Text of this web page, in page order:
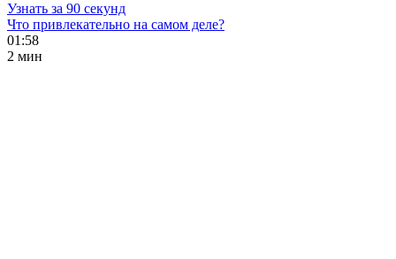
Узнать за 90 секунд
Что привлекательно на самом деле?
01:58
2 мин